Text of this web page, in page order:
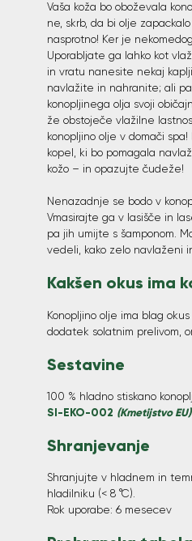
Vaša koža bo oboževala
ne, skrb, da bi olje
nasprotno! Ker je
Uporabljate ga lahko kot
in vratu nanesite nekaj
navlažite in nahranite; ali
konopljinega olja svoji
že obstoječe vlažilne
konopljino olje v domači
kopel, ki bo pomagala
kožo – in opazujte čudeže!
Nenazadnje se bodo v
Vmasirajte ga v lasišče in
pa jih umijte s šamponom.
vedeli, kako zelo navlaženi
Kakšen okus ima
Konopljino olje ima blag
dodatek solatnim prelivom,
Sestavine
100 % hladno stiskano
SI-EKO-002 (Kmetijstvo EU)
Shranjevanje
Shranjujte v hladnem in
hladilniku (< 8 °C).
Rok uporabe: 6 mesecev